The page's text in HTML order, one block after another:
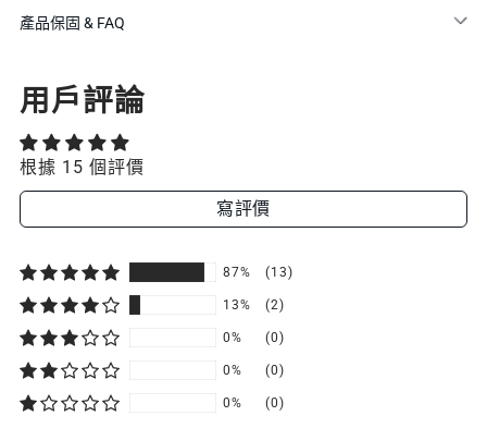
產品保固 & FAQ
用戶評論
根據 15 個評價
寫評價
87% (13)
13% (2)
0% (0)
0% (0)
0% (0)